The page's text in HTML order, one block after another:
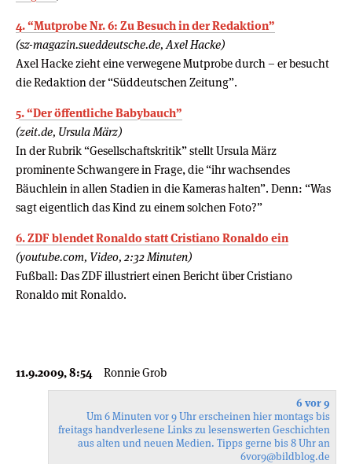
4. “Mutprobe Nr. 6: Zu Besuch in der Redaktion”
(sz-magazin.sueddeutsche.de, Axel Hacke)
Axel Hacke zieht eine verwegene Mutprobe durch – er besucht
die Redaktion der “Süddeutschen Zeitung”.
5. “Der öffentliche Babybauch”
(zeit.de, Ursula März)
In der Rubrik “Gesellschaftskritik” stellt Ursula März
prominente Schwangere in Frage, die “ihr wachsendes
Bäuchlein in allen Stadien in die Kameras halten”. Denn: “Was
sagt eigentlich das Kind zu einem solchen Foto?”
6. ZDF blendet Ronaldo statt Cristiano Ronaldo ein
(youtube.com, Video, 2:32 Minuten)
Fußball: Das ZDF illustriert einen Bericht über Cristiano
Ronaldo mit Ronaldo.
11.9.2009, 8:54 Ronnie Grob
6 vor 9
Um 6 Minuten vor 9 Uhr erscheinen hier montags bis
freitags handverlesene Links zu lesenswerten Geschichten
aus alten und neuen Medien. Tipps gerne bis 8 Uhr an
6vor9@bildblog.de